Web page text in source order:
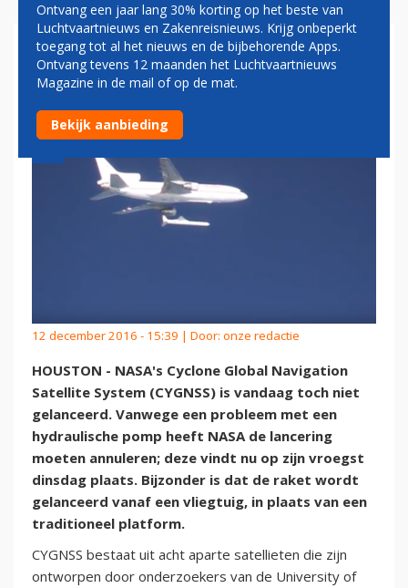
NASA: RAKETLANCERING
VANAF TRISTAR UITGESTELD
12 december 2016 - 15:39 | Door: onze redactie
HOUSTON - NASA's Cyclone Global Navigation
Satellite System (CYGNSS) is vandaag toch niet
gelanceerd. Vanwege een probleem met een
hydraulische pomp heeft NASA de lancering
moeten annuleren; deze vindt nu op zijn vroegst
dinsdag plaats. Bijzonder is dat de raket wordt
gelanceerd vanaf een vliegtuig, in plaats van een
traditioneel platform.
CYGNSS bestaat uit acht aparte satellieten die zijn
ontworpen door onderzoekers van de University of
Ontvang een jaar lang 30% korting op het beste van
Luchtvaartnieuws en Zakenreisnieuws. Krijg onbeperkt
toegang tot al het nieuws en de bijbehorende Apps.
Ontvang tevens 12 maanden het Luchtvaartnieuws
Magazine in de mail of op de mat.
Bekijk aanbieding